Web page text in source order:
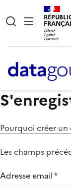
Pourquoi créer
Les champs
Adresse email*